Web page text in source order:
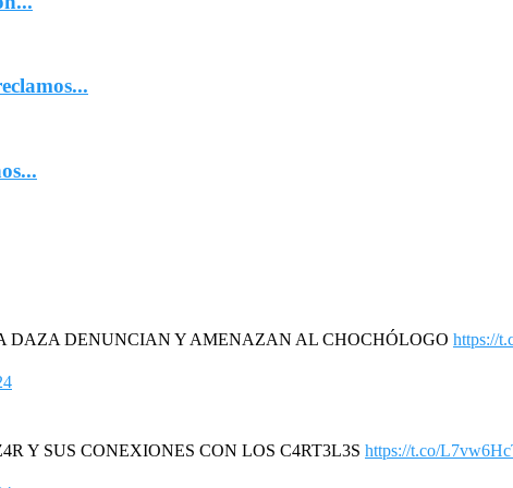
DAZA DENUNCIAN Y AMENAZAN AL CHOCHÓLOGO https://
Y SUS CONEXIONES CON LOS C4RT3L3S https://t.co/